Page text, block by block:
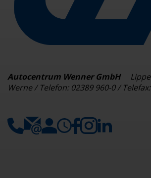
Autocentrum Wenner GmbH
Werne / Telefon: 02389 960-0 /